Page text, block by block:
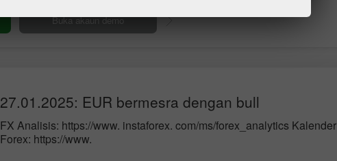
Deposit wang
27.01.2025: EUR bermesra dengan bull
FX Analisis: https://www. instaforex. com/ms/forex_analytics Kalender
Forex: https://www.